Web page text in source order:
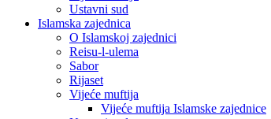
Ustavni sud
Islamska zajednica
O Islamskoj zajednici
Reisu-l-ulema
Sabor
Rijaset
Vijeće muftija
Vijeće muftija Islamske zajednice